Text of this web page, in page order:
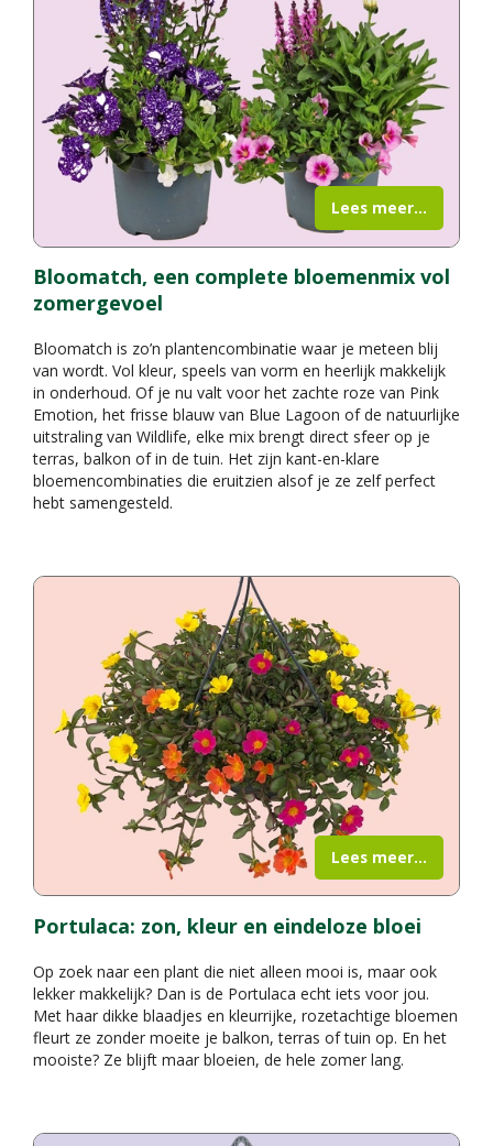
Bloomatch, een complete bloemenmix vol
zomergevoel
Bloomatch is zo’n plantencombinatie waar je meteen blij
van wordt. Vol kleur, speels van vorm en heerlijk makkelijk
in onderhoud. Of je nu valt voor het zachte roze van Pink
Emotion, het frisse blauw van Blue Lagoon of de natuurlijke
uitstraling van Wildlife, elke mix brengt direct sfeer op je
terras, balkon of in de tuin. Het zijn kant-en-klare
bloemencombinaties die eruitzien alsof je ze zelf perfect
hebt samengesteld.
Lees meer...
Portulaca: zon, kleur en eindeloze bloei
Op zoek naar een plant die niet alleen mooi is, maar ook
lekker makkelijk? Dan is de Portulaca echt iets voor jou.
Met haar dikke blaadjes en kleurrijke, rozetachtige bloemen
fleurt ze zonder moeite je balkon, terras of tuin op. En het
mooiste? Ze blijft maar bloeien, de hele zomer lang.
Lees meer...